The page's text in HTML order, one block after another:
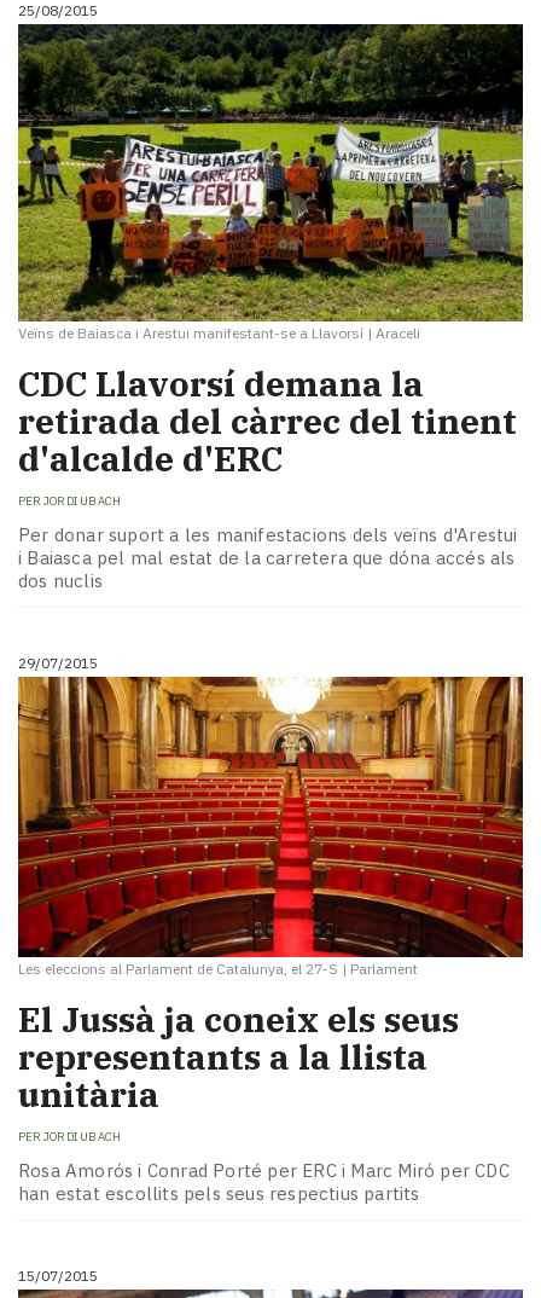
25/08/2015
Veïns de Baiasca i Arestui manifestant-se a Llavorsí | Araceli
CDC Llavorsí demana la
retirada del càrrec del tinent
d'alcalde d'ERC
PER JORDI UBACH
Per donar suport a les manifestacions dels veïns d'Arestui
i Baiasca pel mal estat de la carretera que dóna accés als
dos nuclis
29/07/2015
Les eleccions al Parlament de Catalunya, el 27-S | Parlament
El Jussà ja coneix els seus
representants a la llista
unitària
PER JORDI UBACH
Rosa Amorós i Conrad Porté per ERC i Marc Miró per CDC
han estat escollits pels seus respectius partits
15/07/2015